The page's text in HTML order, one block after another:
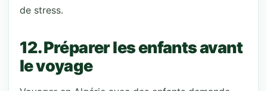
de stress.
12. Préparer les enfants avant
le voyage